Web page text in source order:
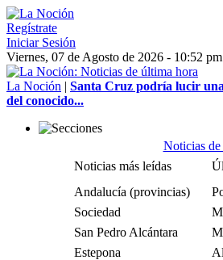
Regístrate
Iniciar Sesión
Viernes, 07 de Agosto de 2026 - 10:52 pm
La Noción | Santa Cruz podría lucir una
del conocido...
Noticias de
Noticias más leídas
Andalucía (provincias)
Sociedad
San Pedro Alcántara
Estepona